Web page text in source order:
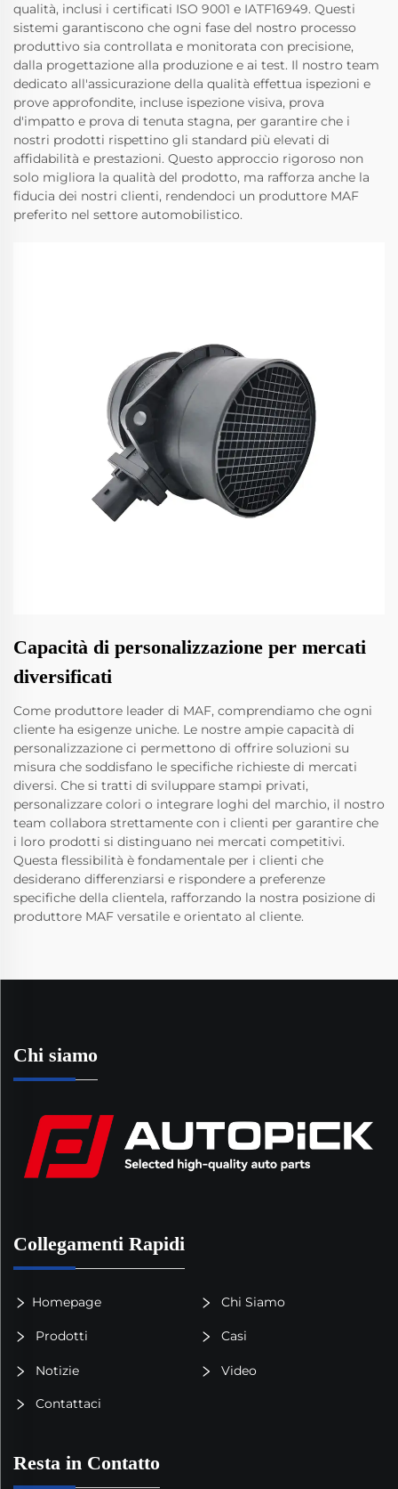
qualità, inclusi i certificati ISO 9001 e IATF16949. Questi
sistemi garantiscono che ogni fase del nostro processo
produttivo sia controllata e monitorata con precisione,
dalla progettazione alla produzione e ai test. Il nostro team
dedicato all'assicurazione della qualità effettua ispezioni e
prove approfondite, incluse ispezione visiva, prova
d'impatto e prova di tenuta stagna, per garantire che i
nostri prodotti rispettino gli standard più elevati di
affidabilità e prestazioni. Questo approccio rigoroso non
solo migliora la qualità del prodotto, ma rafforza anche la
fiducia dei nostri clienti, rendendoci un produttore MAF
preferito nel settore automobilistico.
Capacità di personalizzazione per mercati
diversificati
Come produttore leader di MAF, comprendiamo che ogni
cliente ha esigenze uniche. Le nostre ampie capacità di
personalizzazione ci permettono di offrire soluzioni su
misura che soddisfano le specifiche richieste di mercati
diversi. Che si tratti di sviluppare stampi privati,
personalizzare colori o integrare loghi del marchio, il nostro
team collabora strettamente con i clienti per garantire che
i loro prodotti si distinguano nei mercati competitivi.
Questa flessibilità è fondamentale per i clienti che
desiderano differenziarsi e rispondere a preferenze
specifiche della clientela, rafforzando la nostra posizione di
produttore MAF versatile e orientato al cliente.
Chi siamo
Collegamenti Rapidi
Homepage Chi Siamo
Prodotti Casi
Notizie Video
Contattaci
Resta in Contatto